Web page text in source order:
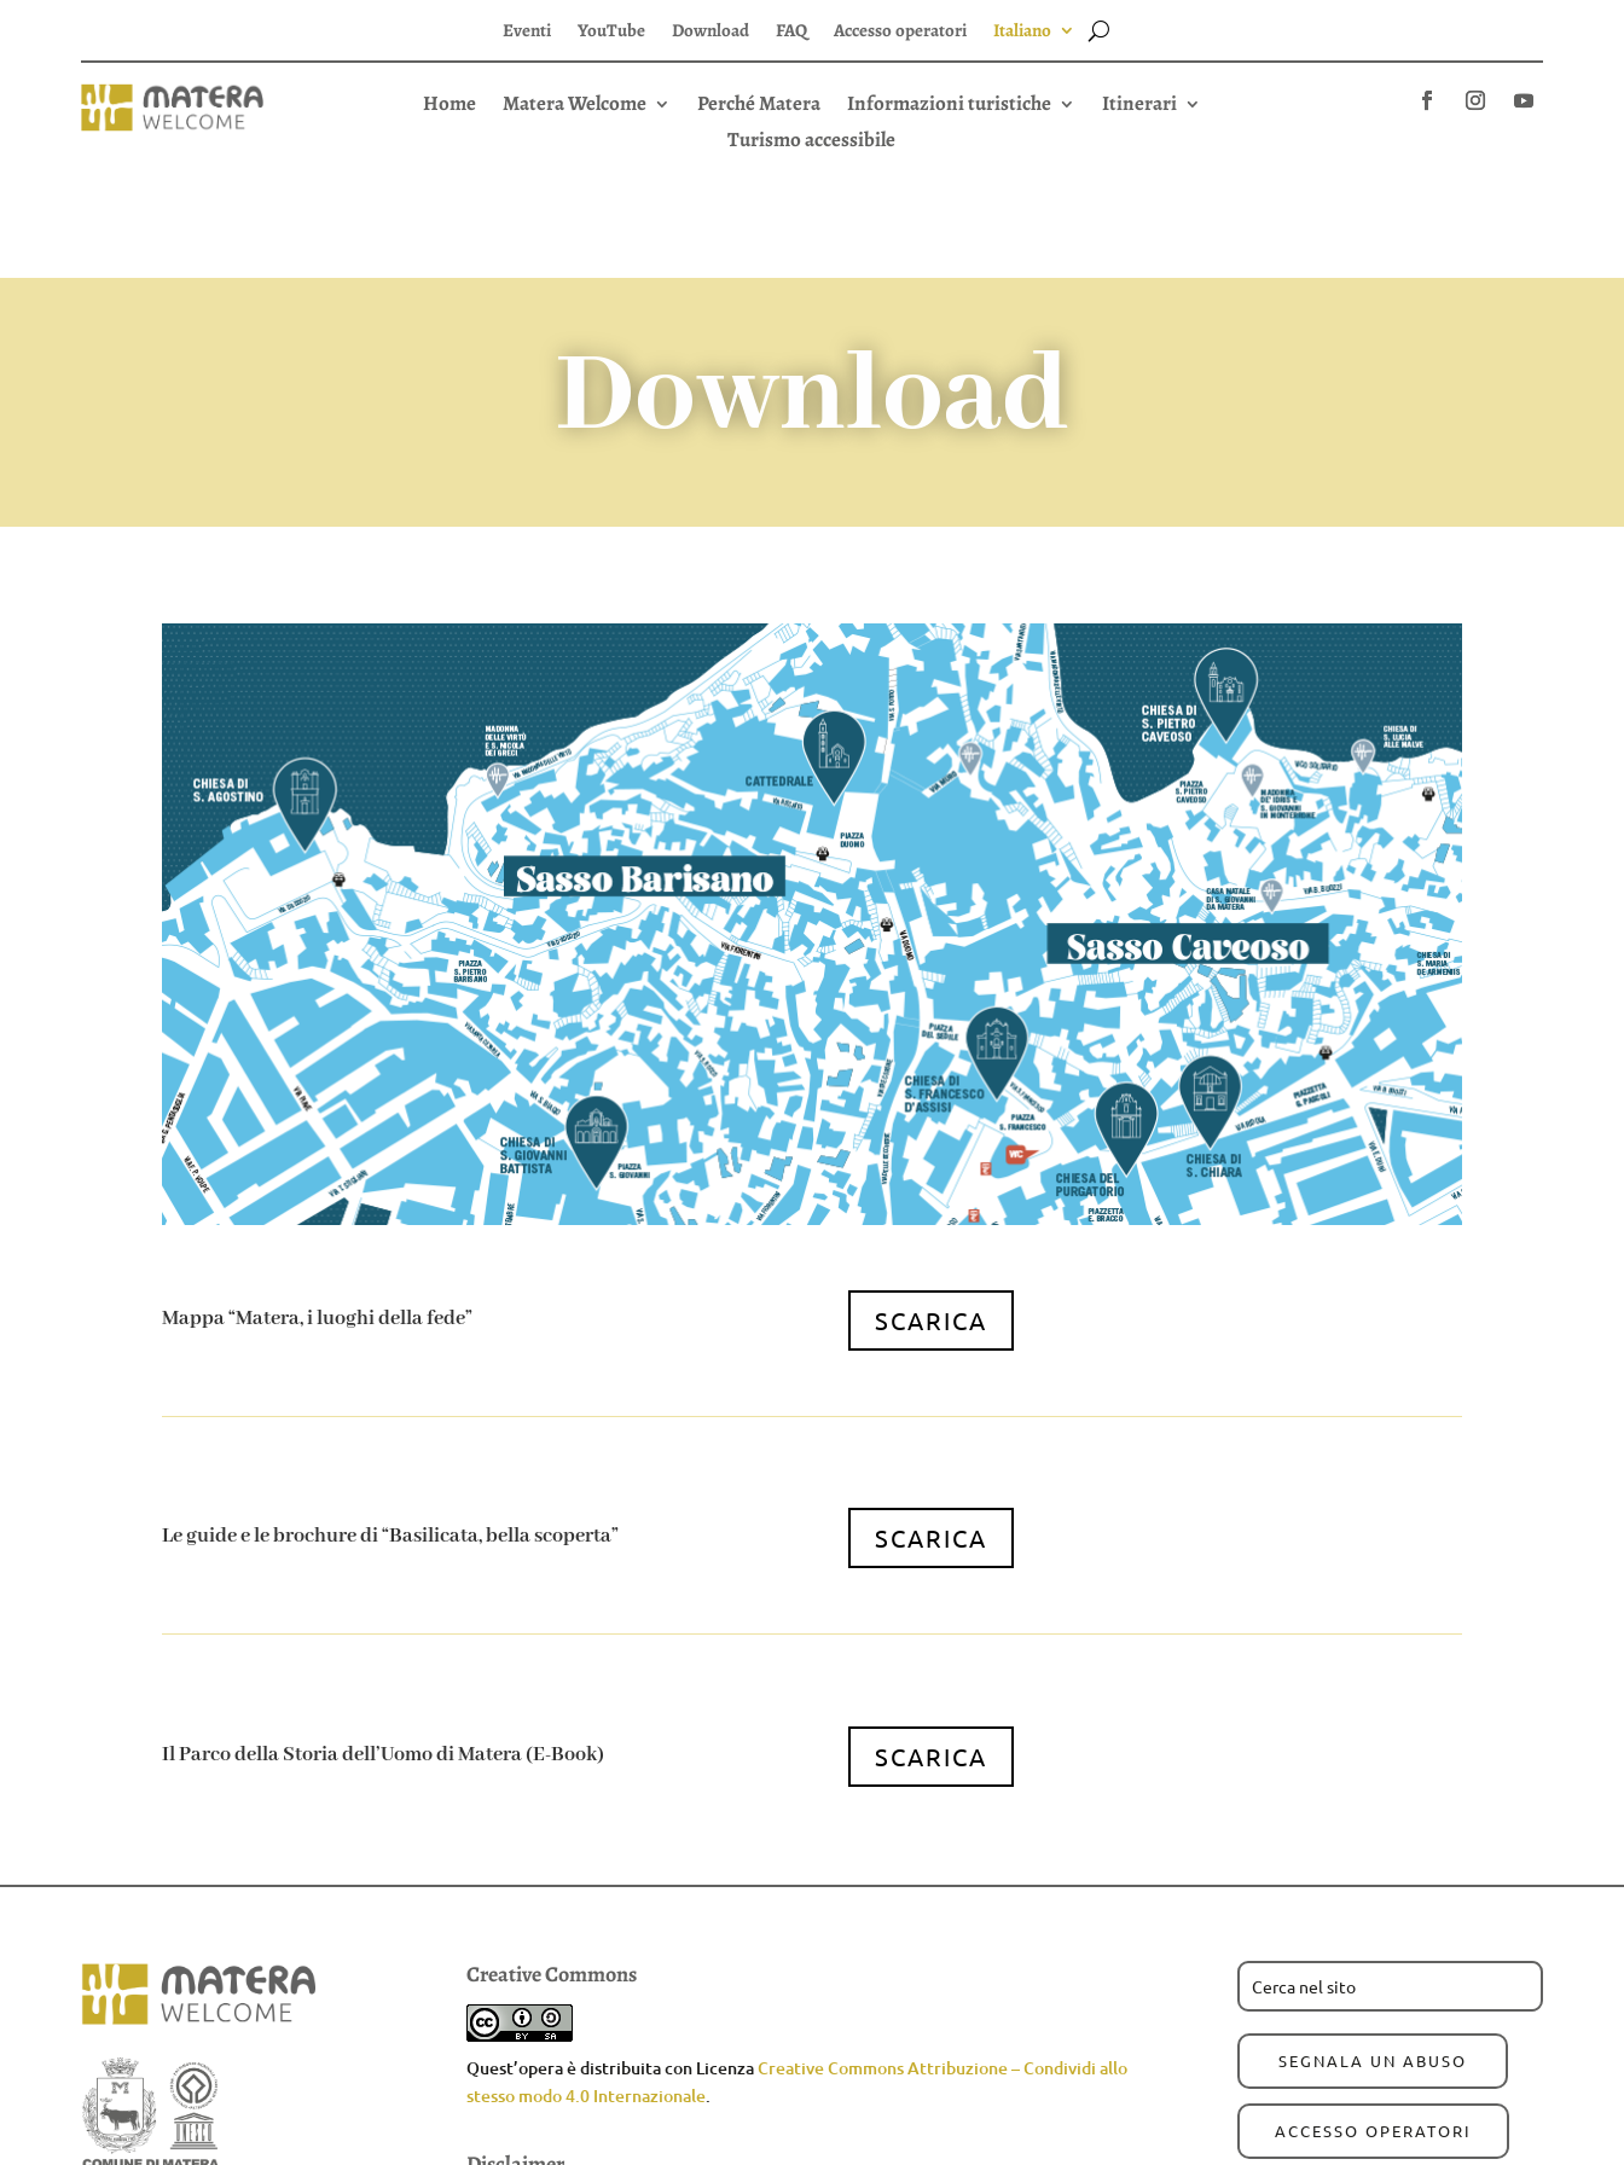
Eventi YouTube Download FAQ Accesso operatori Italiano
Home Matera Welcome Perché Matera Informazioni turistiche
Itinerari
Turismo accessibile
Download
Mappa “Matera, i luoghi della fede” SCARICA
Le guide e le brochure di “Basilicata, bella scoperta” SCARICA
Il Parco della Storia dell’Uomo di Matera (E-Book) SCARICA
Creative Commons
Quest’opera è distribuita con LicenzaCreative Commons Attribuzione – Condividi allo
stesso modo 4.0 Internazionale.
SEGNALA UN ABUSO
ACCESSO OPERATORI